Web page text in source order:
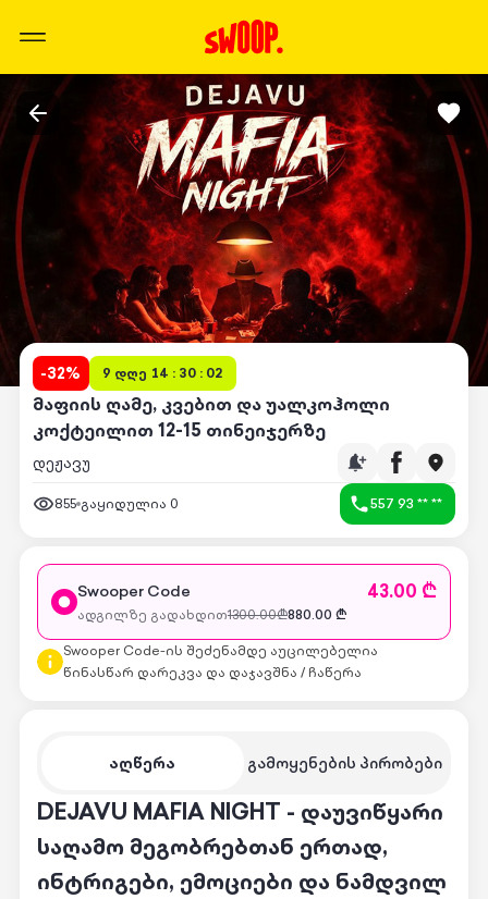
-32% 9 დღე 14 : 30 : 02
მაფიის ღამე, კვებით და უალკოჰოლი
კოქტეილით 12-15 თინეიჯერზე
დეჟავუ
855 გაყიდულია 0 557 93 ** **
აღწერა გამოყენების პირობები
DEJAVU MAFIA NIGHT - დაუვიწყარი
საღამო მეგობრებთან ერთად,
ინტრიგები, ემოციები და ნამდვილ
Swooper Code 43.00 ₾
ადგილზე გადახდით1300.00₾880.00 ₾
Swooper Code-ის შეძენამდე აუცილებელია
წინასწარ დარეკვა და დაჯავშნა / ჩაწერა